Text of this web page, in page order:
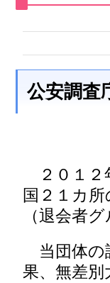
公安調査
２０１２
国２１カ
（退会者
当団体の
果、無差別